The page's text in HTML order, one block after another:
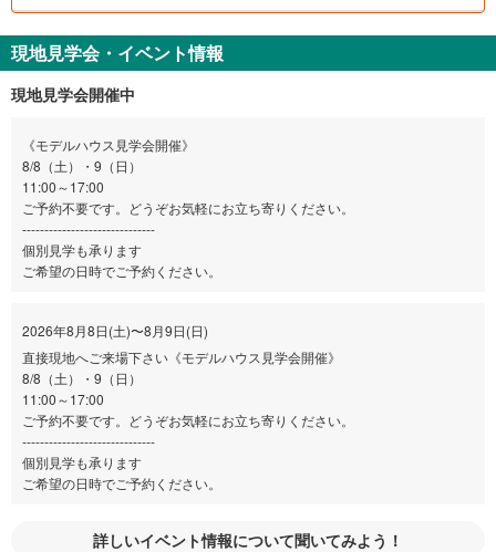
現地見学会・イベント情報
現地見学会開催中
《モデルハウス見学会開催》
8/8（土）・9（日）
11:00～17:00
ご予約不要です。どうぞお気軽にお立ち寄りください。
------------------------------
個別見学も承ります
ご希望の日時でご予約ください。
2026年8月8日(土)〜8月9日(日)
直接現地へご来場下さい《モデルハウス見学会開催》
8/8（土）・9（日）
11:00～17:00
ご予約不要です。どうぞお気軽にお立ち寄りください。
------------------------------
個別見学も承ります
ご希望の日時でご予約ください。
詳しいイベント情報について聞いてみよう！